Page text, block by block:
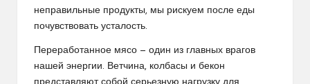
неправильные продукты, мы рискуем после еды
почувствовать усталость.
Переработанное мясо — один из главных врагов
нашей энергии. Ветчина, колбасы и бекон
представляют собой серьезную нагрузку для